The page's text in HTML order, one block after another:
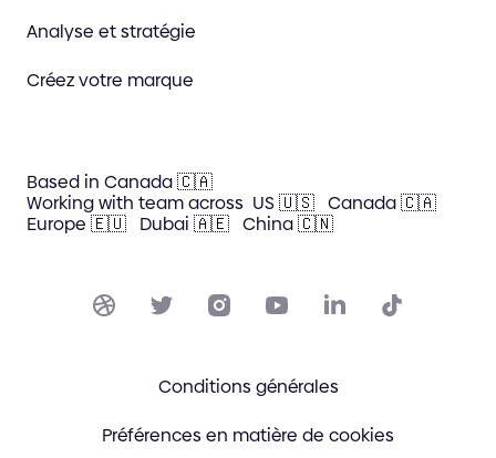
Analyse et stratégie
Créez votre marque
Based in Canada 🇨🇦
Working with team across US 🇺🇸 Canada 🇨🇦
Europe 🇪🇺 Dubai 🇦🇪 China 🇨🇳
Préférences en matière de cookies
Conditions générales